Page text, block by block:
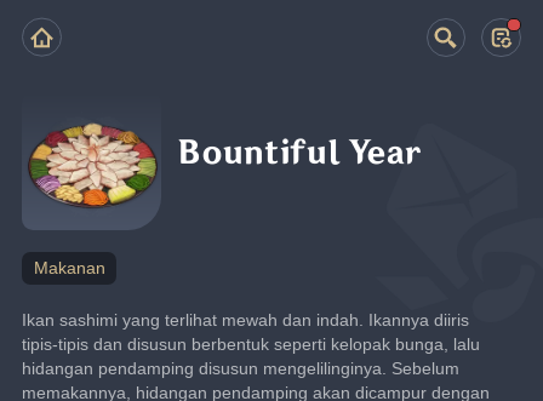
Bountiful Year
Makanan
Ikan sashimi yang terlihat mewah dan indah. Ikannya diiris
tipis-tipis dan disusun berbentuk seperti kelopak bunga, lalu
hidangan pendamping disusun mengelilinginya. Sebelum
memakannya, hidangan pendamping akan dicampur dengan